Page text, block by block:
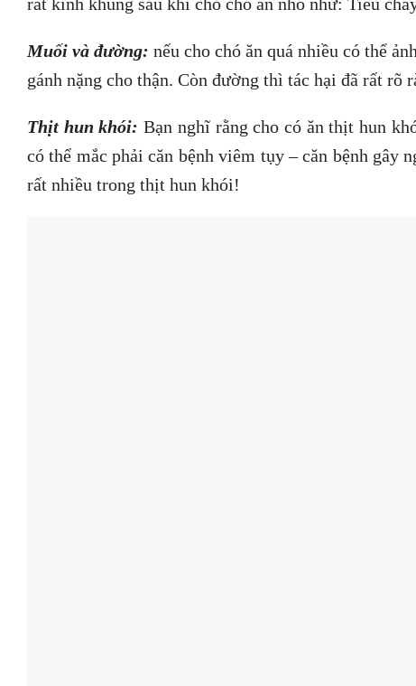
Muối và đường: nếu cho chó ăn quá nhiều có thể
gánh nặng cho thận. Còn đường thì tác hại đã rất rõ
Thịt hun khói:Bạn nghĩ rằng cho có ăn thịt hun
có thể mắc phải căn bệnh viêm tụy – căn bệnh
rất nhiều trong thịt hun khói!